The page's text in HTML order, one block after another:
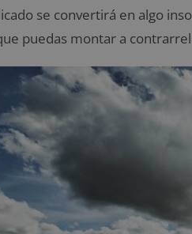
se convertirá en algo
puedas montar a